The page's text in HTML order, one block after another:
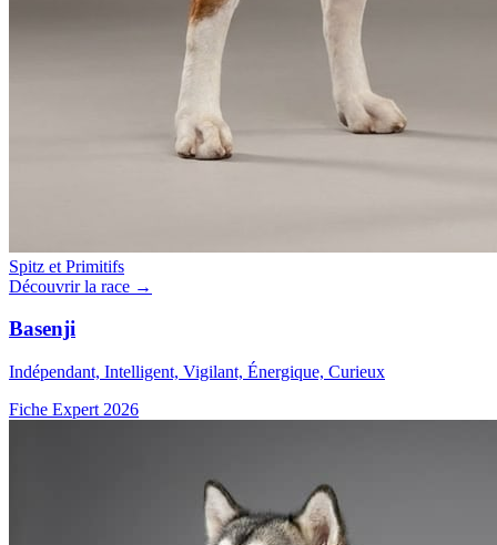
Spitz et Primitifs
Découvrir la race →
Basenji
Indépendant, Intelligent, Vigilant, Énergique, Curieux
Fiche Expert 2026